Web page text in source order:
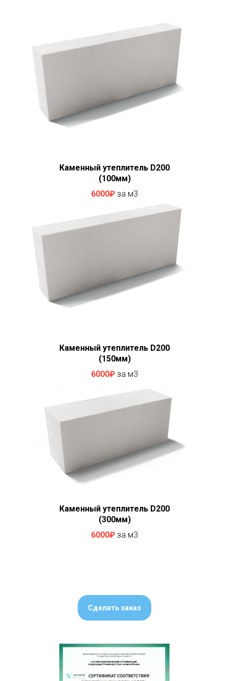
Каменный утеплитель D200
(100мм)
6000₽ за м3
Каменный утеплитель D200
(150мм)
6000₽ за м3
Каменный утеплитель D200
(300мм)
6000₽ за м3
Сделать заказ